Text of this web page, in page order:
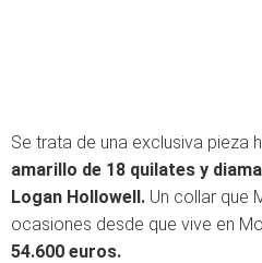
Se trata de una exclusiva pieza
amarillo de 18 quilates y
Logan Hollowell. Un collar que
ocasiones desde que vive en
54.600 euros.